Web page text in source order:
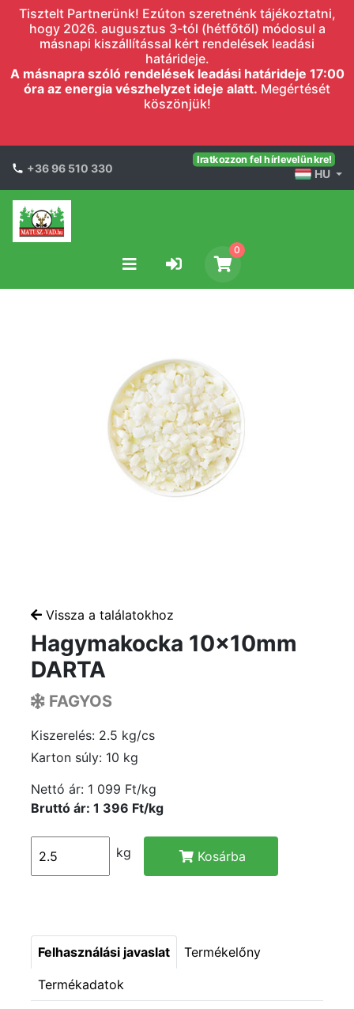
Tisztelt Partnerünk! Ezúton szeretnénk tájékoztatni,
hogy 2026. augusztus 3-tól (hétfőtől) módosul a
másnapi kiszállítással kért rendelések leadási
határideje.
A másnapra szóló rendelések leadási határideje 17:00
óra az energia vészhelyzet ideje alatt. Megértését
köszönjük!
+36 96 510 330
Iratkozzon fel hírlevelünkre!
HU
0
Vissza a találatokhoz
Hagymakocka 10x10mm
DARTA
FAGYOS
Kiszerelés: 2.5 kg/cs
Karton súly: 10 kg
Nettó ár: 1 099 Ft/kg
Bruttó ár: 1 396 Ft/kg
kg Kosárba
Felhasználási javaslat Termékelőny
Termékadatok